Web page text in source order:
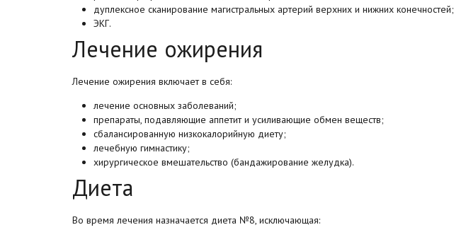
дуплексное сканирование магистральных артерий верхних и нижних конечностей;
ЭКГ.
Лечение ожирения
Лечение ожирения включает в себя:
лечение основных заболеваний;
препараты, подавляющие аппетит и усиливающие обмен веществ;
сбалансированную низкокалорийную диету;
лечебную гимнастику;
хирургическое вмешательство (бандажирование желудка).
Диета
Во время лечения назначается диета №8, исключающая: